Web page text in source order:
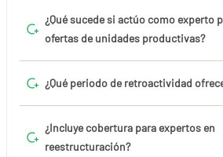
¿Qué sucede si actúo como experto
ofertas de unidades productivas?
¿Qué periodo de retroactividad
¿Incluye cobertura para expertos en
reestructuración?